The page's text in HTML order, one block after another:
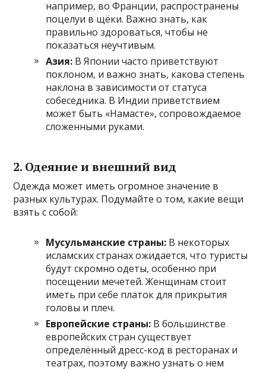
например, во Франции, распространены
поцелуи в щёки. Важно знать, как
правильно здороваться, чтобы не
показаться неучтивым.
Азия: В Японии часто приветствуют
поклоном, и важно знать, какова степень
наклона в зависимости от статуса
собеседника. В Индии приветствием
может быть «Намасте», сопровождаемое
сложенными руками.
2. Одеяние и внешний вид
Одежда может иметь огромное значение в
разных культурах. Подумайте о том, какие вещи
взять с собой:
Мусульманские страны: В некоторых
исламских странах ожидается, что туристы
будут скромно одеты, особенно при
посещении мечетей. Женщинам стоит
иметь при себе платок для прикрытия
головы и плеч.
Европейские страны: В большинстве
европейских стран существует
определённый дресс-код в ресторанах и
театрах, поэтому важно узнать о нем